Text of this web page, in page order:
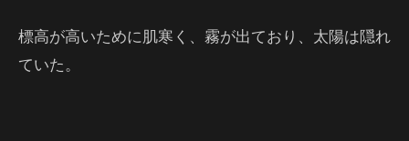
標高が高いために肌寒く、霧が出ており、太陽は隠れ
ていた。